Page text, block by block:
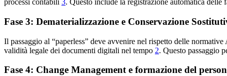
processi contabili 3. Questo include la registrazione automatica
Fase 3: Dematerializzazione e Conservazione
Il passaggio al “paperless” deve avvenire nel rispetto delle
validità legale dei documenti digitali nel tempo 2. Questo passaggio
Fase 4: Change Management e formazione del